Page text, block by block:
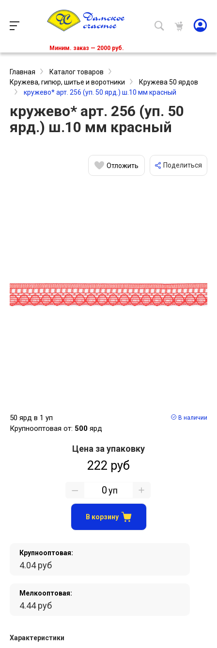
Миним. заказ — 2000 руб.
Главная
Каталог товаров
Кружева, гипюр, шитье и воротники
Кружева 50 ярдов
кружево* арт. 256 (уп. 50 ярд.) ш.10 мм красный
кружево* арт. 256 (уп. 50
ярд.) ш.10 мм красный
Отложить Поделиться
50 ярд в 1 уп
Крупнооптовая от: 500 ярд
В наличии
Крупнооптовая:
4.04 руб
Мелкооптовая:
4.44 руб
Характеристики
Цена за упаковку
222 руб
уп
В корзину